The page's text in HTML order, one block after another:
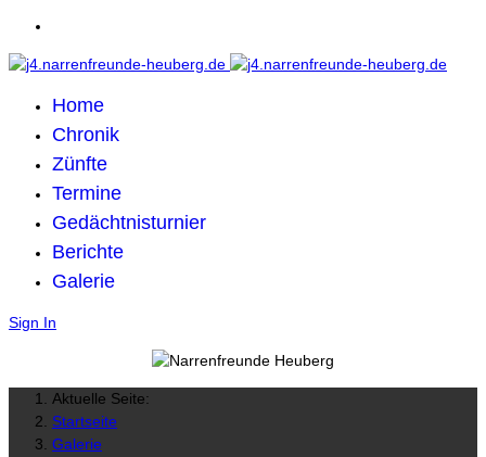
Home
Chronik
Zünfte
Termine
Gedächtnisturnier
Berichte
Galerie
Sign In
Aktuelle Seite:
Startseite
Galerie